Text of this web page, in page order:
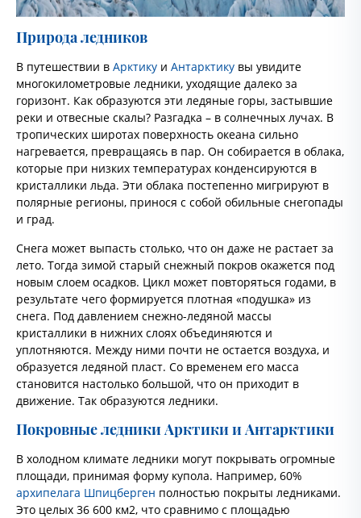
Природа ледников
В путешествии в Арктику и Антарктику вы увидите
многокилометровые ледники, уходящие далеко за
горизонт. Как образуются эти ледяные горы, застывшие
реки и отвесные скалы? Разгадка – в солнечных лучах. В
тропических широтах поверхность океана сильно
нагревается, превращаясь в пар. Он собирается в облака,
которые при низких температурах конденсируются в
кристаллики льда. Эти облака постепенно мигрируют в
полярные регионы, принося с собой обильные снегопады
и град.
Снега может выпасть столько, что он даже не растает за
лето. Тогда зимой старый снежный покров окажется под
новым слоем осадков. Цикл может повторяться годами, в
результате чего формируется плотная «подушка» из
снега. Под давлением снежно-ледяной массы
кристаллики в нижних слоях объединяются и
уплотняются. Между ними почти не остается воздуха, и
образуется ледяной пласт. Со временем его масса
становится настолько большой, что он приходит в
движение. Так образуются ледники.
Покровные ледники Арктики и Антарктики
В холодном климате ледники могут покрывать огромные
площади, принимая форму купола. Например, 60%
архипелага Шпицберген полностью покрыты ледниками.
Это целых 36 600 км2, что сравнимо с площадью